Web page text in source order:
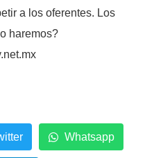
a los oferentes. Los
haremos?
Whatsapp